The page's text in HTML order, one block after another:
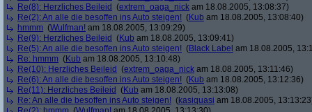
Re(8): Herzliches Beileid (extrem_oaga_nick am 18.08.2005, 13:08:37)
Re(2): An alle die besoffen ins Auto steigen! (Kub am 18.08.2005, 13:08:40)
hmmm (Wulfman! am 18.08.2005, 13:09:29)
Re(9): Herzliches Beileid (Kub am 18.08.2005, 13:09:41)
Re(5): An alle die besoffen ins Auto steigen! (Black Label am 18.08.2005,
Re: hmmm (Kub am 18.08.2005, 13:10:48)
Re(10): Herzliches Beileid (extrem_oaga_nick am 18.08.2005, 13:11:46)
Re(6): An alle die besoffen ins Auto steigen! (Kub am 18.08.2005, 13:12:36)
Re(11): Herzliches Beileid (Kub am 18.08.2005, 13:13:08)
Re: An alle die besoffen ins Auto steigen! (kasiquasi am 18.08.2005,